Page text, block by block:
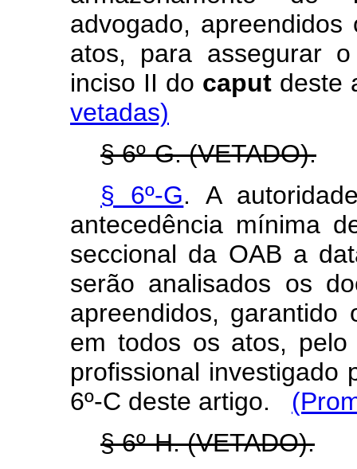
advogado,
atos, para assegurar
inciso II do caput
vetadas)
§ 6º-G. (VETADO).
§ 6º-G. A
antecedência mínima
seccional da OAB a
serão analisados os
apreendidos, garantido
em todos os atos,
profissional investigado
6º-C deste artigo.
§ 6º-H. (VETADO).